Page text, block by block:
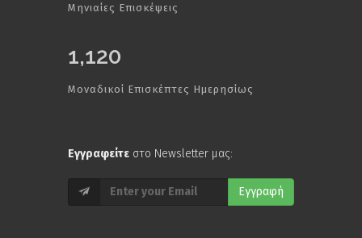
Μηνιαίες Επισκέψεις
1,120
Μοναδικοί Επισκέπτες Ημερησίως
Εγγραφείτε στο Newsletter μας:
Εγγραφή